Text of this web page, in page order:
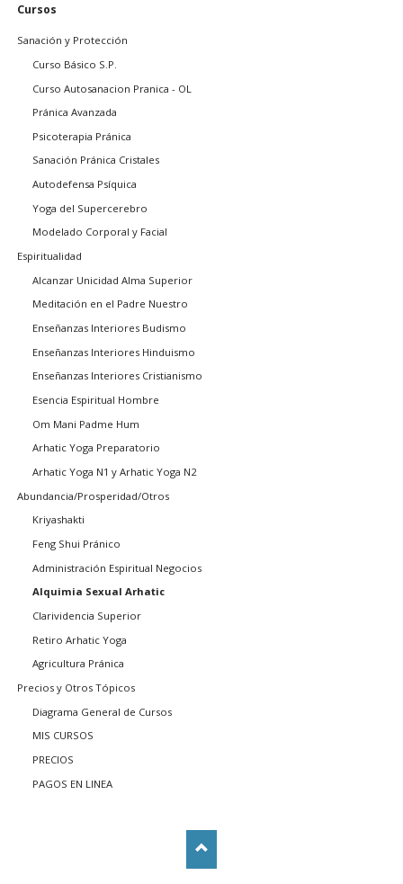
Saltar
Cursos
Sanación y Protección
Curso Básico S.P.
Curso Autosanacion Pranica - OL
Pránica Avanzada
Psicoterapia Pránica
Sanación Pránica Cristales
Autodefensa Psíquica
Yoga del Supercerebro
Modelado Corporal y Facial
Espiritualidad
Alcanzar Unicidad Alma Superior
Meditación en el Padre Nuestro
Enseñanzas Interiores Budismo
Enseñanzas Interiores Hinduismo
Enseñanzas Interiores Cristianismo
Esencia Espiritual Hombre
Om Mani Padme Hum
Arhatic Yoga Preparatorio
Arhatic Yoga N1 y Arhatic Yoga N2
Abundancia/Prosperidad/Otros
Kriyashakti
Feng Shui Pránico
Administración Espiritual Negocios
Alquimia Sexual Arhatic
Clarividencia Superior
Retiro Arhatic Yoga
Agricultura Pránica
Precios y Otros Tópicos
Diagrama General de Cursos
MIS CURSOS
PRECIOS
PAGOS EN LINEA